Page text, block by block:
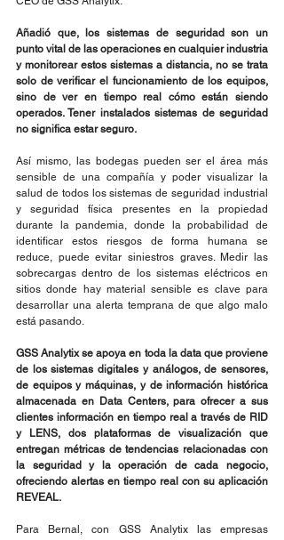
Añadió que, los sistemas de seguridad son un
punto vital de las operaciones en cualquier industria
y monitorear estos sistemas a distancia, no se trata
solo de verificar el funcionamiento de los equipos,
sino de ver en tiempo real cómo están siendo
operados. Tener instalados sistemas de seguridad
no significa estar seguro.
Así mismo, las bodegas pueden ser el área más
sensible de una compañía y poder visualizar la
salud de todos los sistemas de seguridad industrial
y seguridad física presentes en la propiedad
durante la pandemia, donde la probabilidad de
identificar estos riesgos de forma humana se
reduce, puede evitar siniestros graves. Medir las
sobrecargas dentro de los sistemas eléctricos en
sitios donde hay material sensible es clave para
desarrollar una alerta temprana de que algo malo
está pasando.
GSS Analytix se apoya en toda la data que proviene
de los sistemas digitales y análogos, de sensores,
de equipos y máquinas, y de información histórica
almacenada en Data Centers, para ofrecer a sus
clientes información en tiempo real a través de RID
y LENS, dos plataformas de visualización que
entregan métricas de tendencias relacionadas con
la seguridad y la operación de cada negocio,
ofreciendo alertas en tiempo real con su aplicación
REVEAL.
Para Bernal, con GSS Analytix las empresas